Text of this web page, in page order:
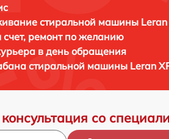
стиральной машины Leran
ремонт по желанию
в день обращения
стиральной машины Leran
со